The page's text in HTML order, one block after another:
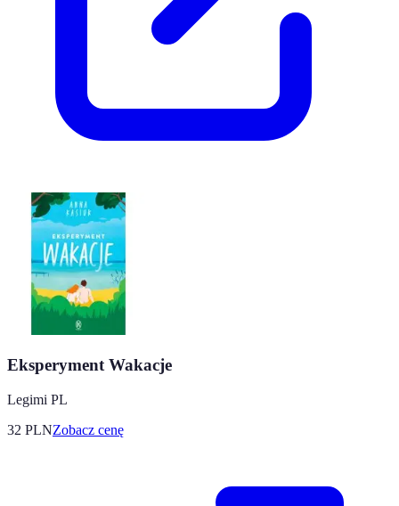
Eksperyment Wakacje
Legimi PL
32 PLNZobacz cenę